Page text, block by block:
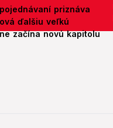
priznáva
ďalšiu veľkú
začína novú kapitolu